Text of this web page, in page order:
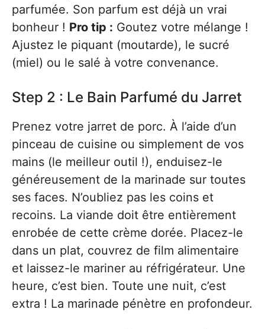
parfumée. Son parfum est déjà un vrai
bonheur ! Pro tip : Goutez votre mélange !
Ajustez le piquant (moutarde), le sucré
(miel) ou le salé à votre convenance.
Step 2 : Le Bain Parfumé du Jarret
Prenez votre jarret de porc. À l’aide d’un
pinceau de cuisine ou simplement de vos
mains (le meilleur outil !), enduisez-le
généreusement de la marinade sur toutes
ses faces. N’oubliez pas les coins et
recoins. La viande doit être entièrement
enrobée de cette crème dorée. Placez-le
dans un plat, couvrez de film alimentaire
et laissez-le mariner au réfrigérateur. Une
heure, c’est bien. Toute une nuit, c’est
extra ! La marinade pénètre en profondeur.